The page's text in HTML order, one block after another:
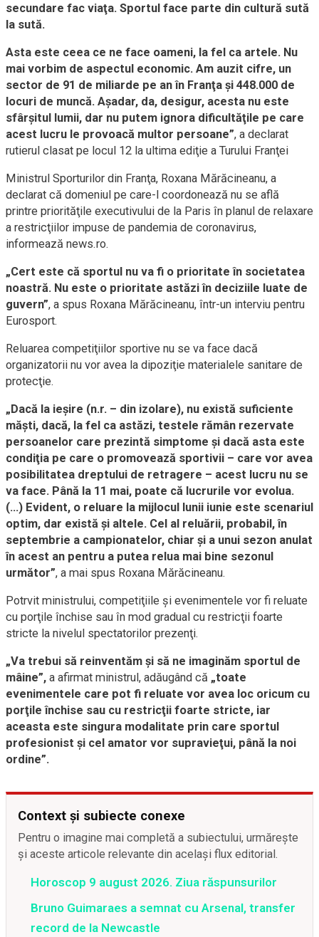
secundare fac viaţa. Sportul face parte din cultură sută
la sută.
Asta este ceea ce ne face oameni, la fel ca artele. Nu
mai vorbim de aspectul economic. Am auzit cifre, un
sector de 91 de miliarde pe an în Franţa şi 448.000 de
locuri de muncă. Aşadar, da, desigur, acesta nu este
sfârşitul lumii, dar nu putem ignora dificultăţile pe care
acest lucru le provoacă multor persoane”, a declarat
rutierul clasat pe locul 12 la ultima ediţie a Turului Franţei
Ministrul Sporturilor din Franţa, Roxana Mărăcineanu, a
declarat că domeniul pe care-l coordonează nu se află
printre priorităţile executivului de la Paris în planul de relaxare
a restricţiilor impuse de pandemia de coronavirus,
informează news.ro.
„Cert este că sportul nu va fi o prioritate în societatea
noastră. Nu este o prioritate astăzi în deciziile luate de
guvern”, a spus Roxana Mărăcineanu, într-un interviu pentru
Eurosport.
Reluarea competiţiilor sportive nu se va face dacă
organizatorii nu vor avea la dipoziţie materialele sanitare de
protecţie.
„Dacă la ieşire (n.r. – din izolare), nu există suficiente
măşti, dacă, la fel ca astăzi, testele rămân rezervate
persoanelor care prezintă simptome şi dacă asta este
condiţia pe care o promovează sportivii – care vor avea
posibilitatea dreptului de retragere – acest lucru nu se
va face. Până la 11 mai, poate că lucrurile vor evolua.
(…) Evident, o reluare la mijlocul lunii iunie este scenariul
optim, dar există şi altele. Cel al reluării, probabil, în
septembrie a campionatelor, chiar şi a unui sezon anulat
în acest an pentru a putea relua mai bine sezonul
următor”, a mai spus Roxana Mărăcineanu.
Potrvit ministrului, competiţiile şi evenimentele vor fi reluate
cu porţile închise sau în mod gradual cu restricţii foarte
stricte la nivelul spectatorilor prezenţi.
„Va trebui să reinventăm şi să ne imaginăm sportul de
mâine”, a afirmat ministrul, adăugând că „toate
evenimentele care pot fi reluate vor avea loc oricum cu
porţile închise sau cu restricţii foarte stricte, iar
aceasta este singura modalitate prin care sportul
profesionist şi cel amator vor supravieţui, până la noi
ordine”.
Context și subiecte conexe
Pentru o imagine mai completă a subiectului, urmărește
și aceste articole relevante din același flux editorial.
Horoscop 9 august 2026. Ziua răspunsurilor
Bruno Guimaraes a semnat cu Arsenal, transfer
record de la Newcastle